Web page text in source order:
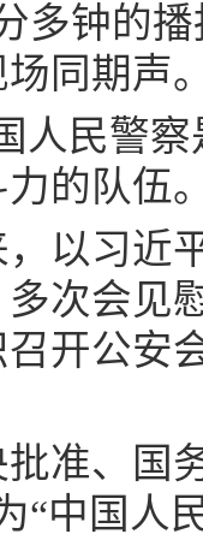
多钟的
同期声
人民警
的队伍
以习近
次会见
开公安
准、国
“中国人